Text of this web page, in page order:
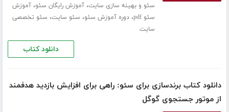
سئو و بهینه سازی سایت،آموزش رایگان سئو،آموزش
سئو pdf
،دوره آموزش سئو، سئو سایت، سئو تخصصی
سایت
دانلود کتاب
دانلود کتاب برندسازی برای سئو: راهی برای افزایش بازدید هدفمند
از موتور جستجوی گوگل